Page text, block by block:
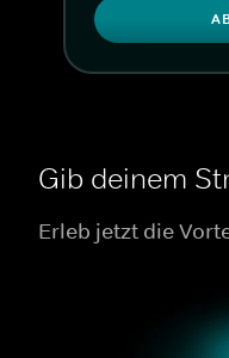
Gib deinem
Erleb jetzt die